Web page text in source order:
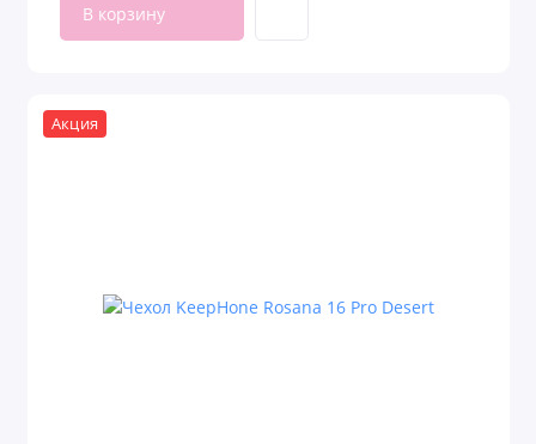
В корзину
Акция